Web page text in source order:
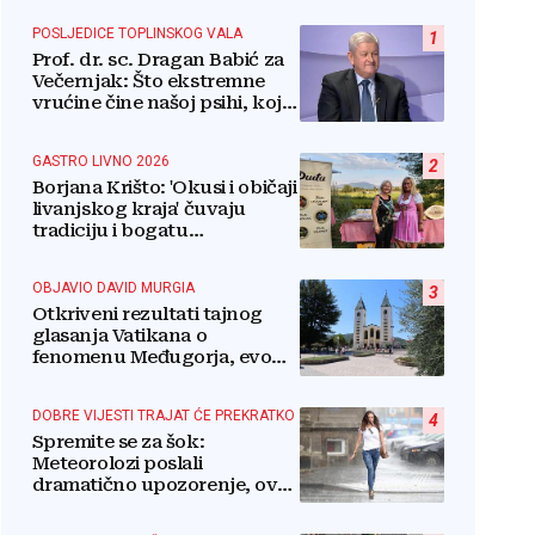
1
POSLJEDICE TOPLINSKOG VALA
Prof. dr. sc. Dragan Babić za
Večernjak: Što ekstremne
vrućine čine našoj psihi, koje
2
GASTRO LIVNO 2026
Borjana Krišto: 'Okusi i običaji
livanjskog kraja' čuvaju
tradiciju i bogatu
3
OBJAVIO DAVID MURGIA
Otkriveni rezultati tajnog
glasanja Vatikana o
fenomenu Međugorja, evo
4
DOBRE VIJESTI TRAJAT ĆE PREKRATKO
Spremite se za šok:
Meteorolozi poslali
dramatično upozorenje, ovo